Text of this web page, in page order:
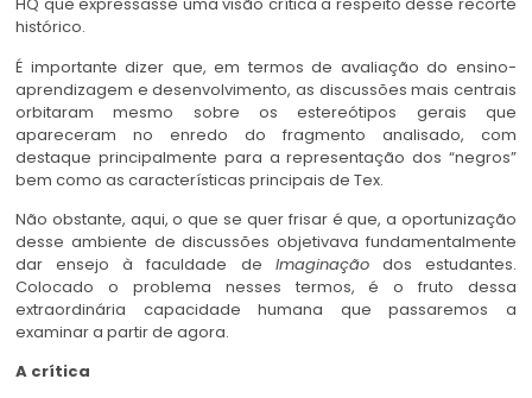
histórico.
É importante dizer que, em termos de avaliação do ensino-
aprendizagem e desenvolvimento, as discussões mais centrais
orbitaram mesmo sobre os estereótipos gerais que
apareceram no enredo do fragmento analisado, com
destaque principalmente para a representação dos “negros”
bem como as características principais de Tex.
Não obstante, aqui, o que se quer frisar é que, a oportunização
desse ambiente de discussões objetivava fundamentalmente
dar ensejo à faculdade de Imaginaçãodos estudantes.
Colocado o problema nesses termos, é o fruto dessa
extraordinária capacidade humana que passaremos a
examinar a partir de agora.
A crítica